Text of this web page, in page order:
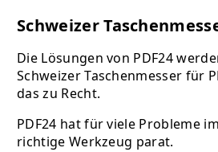
Schweizer
Die Lösungen von PDF24
Schweizer Taschenmesser für
das zu Recht.
PDF24 hat für viele Probleme
richtige Werkzeug parat.